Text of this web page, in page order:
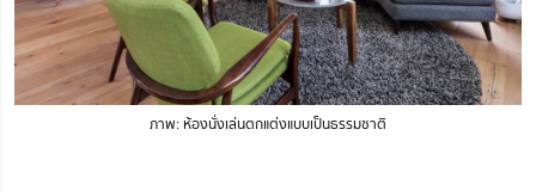
ภาพ: ห้องนั่งเล่นตกแต่งแบบเป็นธรรมชาติ